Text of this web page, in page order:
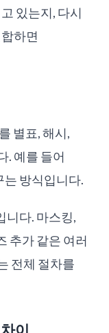
있는지, 다시
하면
별표, 해시,
. 예를 들어
는 방식입니다.
니다. 마스킹,
추가 같은 여러
전체 절차를